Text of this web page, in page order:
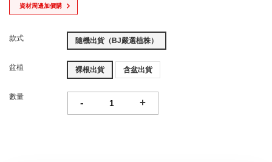
資材周邊加價購
款式 隨機出貨（BJ嚴選植株）
盆植 裸根出貨 含盆出貨
數量
- +